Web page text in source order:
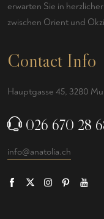
erwarten Sie in
zwischen Orient und
Contact Info
Hauptgasse 45, 3280
026 670 28
info@anatolia.ch